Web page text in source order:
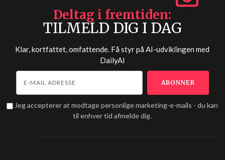
Deltag i fremtiden
TILMELD DIG I DAG
Klar, kortfattet, omfattende. Få styr på AI-udviklingen med
DailyAI
Jeg accepterer at modtage personlige marketing-e-mails - du kan
til enhver tid afmelde dig.